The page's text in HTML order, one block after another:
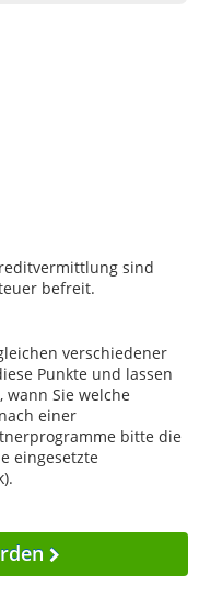
sind
befreit.
verschiedener
Punkte und lassen
Sie welche
einer
bitte die
eingesetzte